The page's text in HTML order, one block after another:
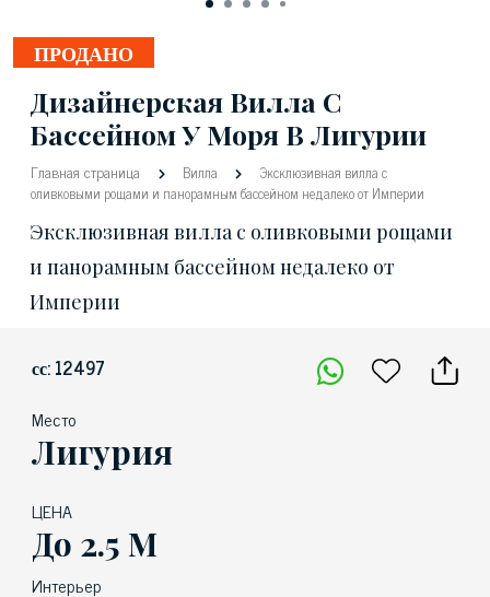
ПРОДАНО
Дизайнерская Вилла С
Бассейном У Моря В Лигурии
Главная страница Вилла
Эксклюзивная вилла с
оливковыми рощами и панорамным бассейном недалеко от Империи
Эксклюзивная вилла с оливковыми рощами
и панорамным бассейном недалеко от
Империи
сс: 12497
Место
Лигурия
ЦЕНА
До 2.5 М
Интерьер